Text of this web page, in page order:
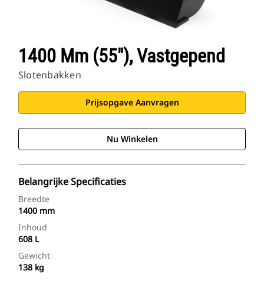
1400 Mm (55"), Vastgepend
Slotenbakken
Prijsopgave Aanvragen
Nu Winkelen
Belangrijke Specificaties
Breedte
1400 mm
Inhoud
608 L
Gewicht
138 kg